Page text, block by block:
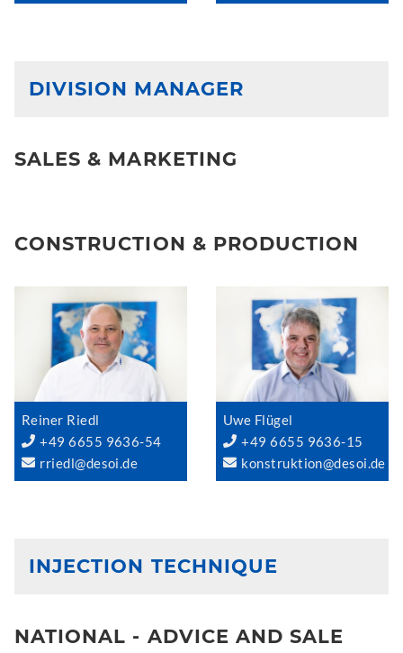
DIVISION MANAGER
SALES & MARKETING
CONSTRUCTION & PRODUCTION
Reiner Riedl
+49 6655 9636-54
rriedl@desoi.de
Uwe Flügel
+49 6655 9636-15
konstruktion@desoi.de
INJECTION TECHNIQUE
NATIONAL - ADVICE AND SALE